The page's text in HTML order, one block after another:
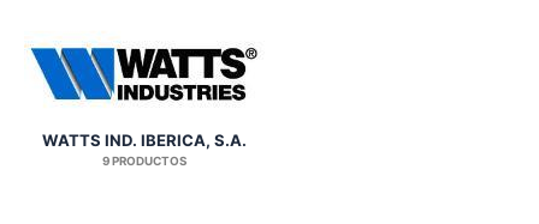
WATTS IND. IBERICA, S.A.
9 PRODUCTOS